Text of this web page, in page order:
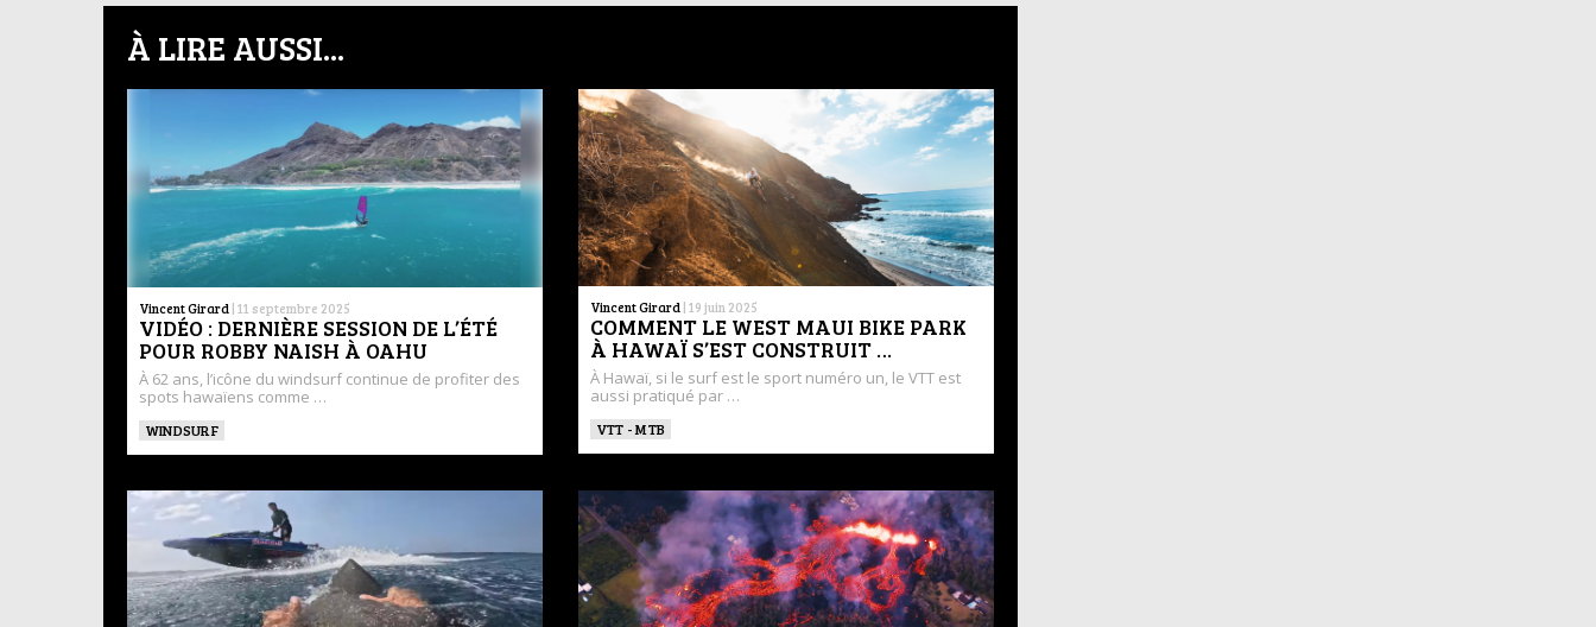
À LIRE AUSSI...
Vincent Girard | 11 septembre 2025
VIDÉO : DERNIÈRE SESSION DE L’ÉTÉ
POUR ROBBY NAISH À OAHU
À 62 ans, l’icône du windsurf continue de profiter des
spots hawaïens comme …
WINDSURF
Vincent Girard | 19 juin 2025
COMMENT LE WEST MAUI BIKE PARK
À HAWAÏ S’EST CONSTRUIT …
À Hawaï, si le surf est le sport numéro un, le VTT est
aussi pratiqué par …
VTT - MTB